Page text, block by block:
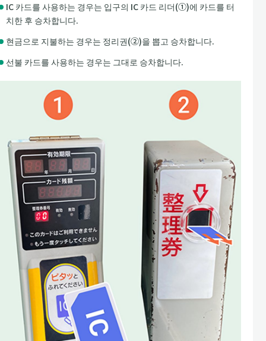
IC 카드를 사용하는 경우는 입구의 IC 카드 리더(①)에 카드를 터
치한 후 승차합니다.
현금으로 지불하는 경우는 정리권(②)을 뽑고 승차합니다.
선불 카드를 사용하는 경우는 그대로 승차합니다.